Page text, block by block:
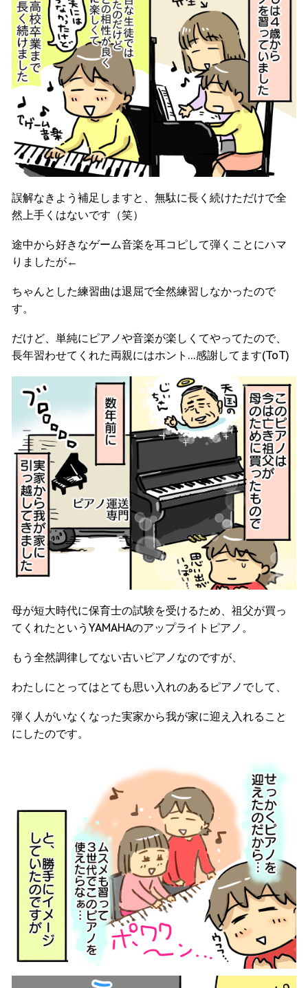
誤解なきよう補足しますと、無駄に長く続けただけで全
然上手くはないです（笑）
途中から好きなゲーム音楽を耳コピして弾くことにハマ
りましたが←
ちゃんとした練習曲は退屈で全然練習しなかったので
す。
だけど、単純にピアノや音楽が楽しくてやってたので、
長年習わせてくれた両親にはホント…感謝してます(ToT)
母が短大時代に保育士の試験を受けるため、祖父が買っ
てくれたというYAMAHAのアップライトピアノ。
もう全然調律してない古いピアノなのですが、
わたしにとってはとても思い入れのあるピアノでして、
弾く人がいなくなった実家から我が家に迎え入れること
にしたのです。